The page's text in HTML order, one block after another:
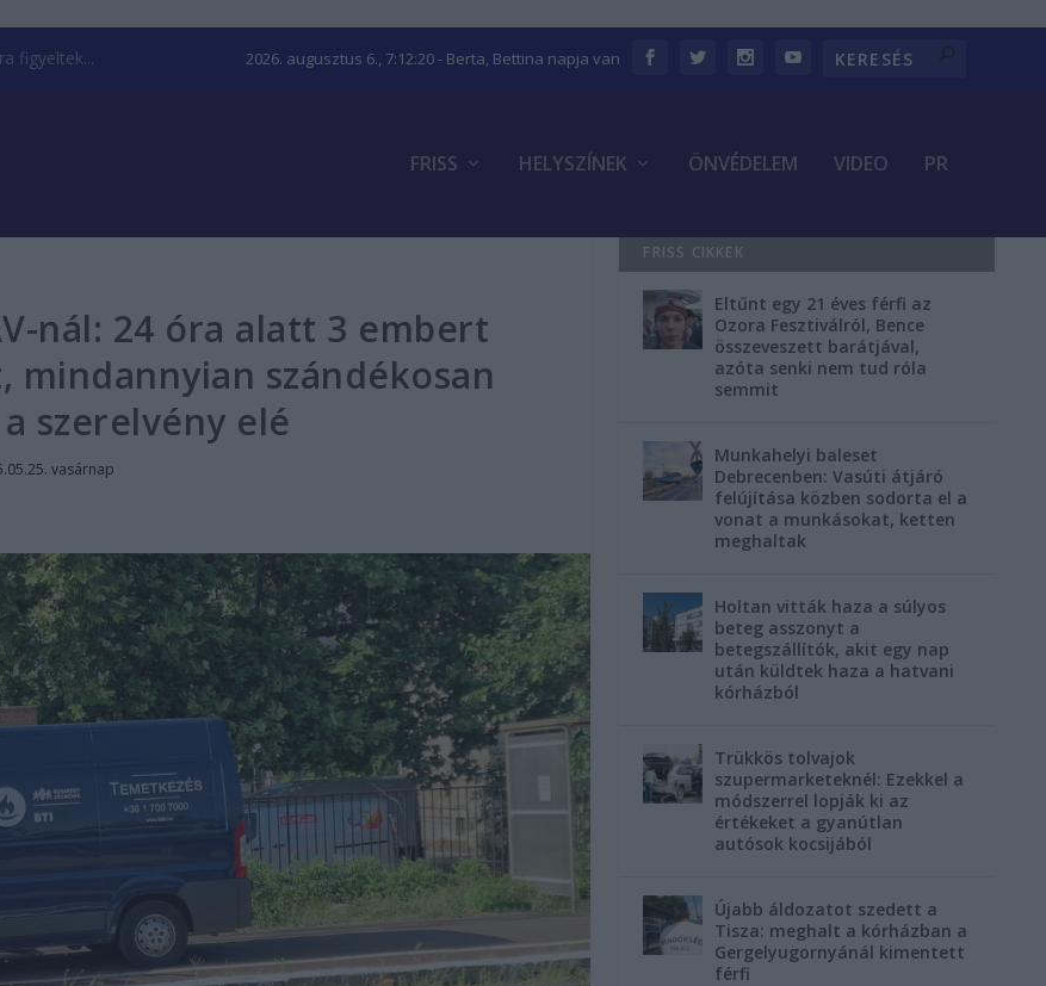
figyeltek... 2026. augusztus 6., 7:12:21- Berta, Bettina napja van
FRISS HELYSZÍNEK ÖNVÉDELEM VIDEO PR
nál: 24 óra alatt 3 embert
mindannyian szándékosan
szerelvény elé
vasárnap
FRISS CIKKEK
Eltűnt egy 21 éves férfi az
Ozora Fesztiválról, Bence
összeveszett barátjával,
azóta senki nem tud róla
semmit
Munkahelyi baleset
Debrecenben: Vasúti átjáró
felújítása közben sodorta el a
vonat a munkásokat, ketten
meghaltak
Holtan vitták haza a súlyos
beteg asszonyt a
betegszállítók, akit egy nap
után küldtek haza a hatvani
kórházból
Trükkös tolvajok
szupermarketeknél: Ezekkel a
módszerrel lopják ki az
értékeket a gyanútlan
autósok kocsijából
Újabb áldozatot szedett a
Tisza: meghalt a kórházban a
Gergelyugornyánál kimentett
férfi